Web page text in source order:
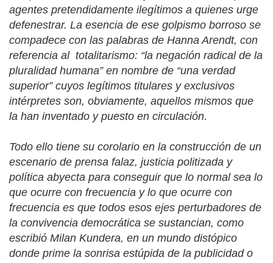
agentes pretendidamente ilegítimos a quienes urge
defenestrar. La esencia de ese golpismo borroso se
compadece con las palabras de Hanna Arendt, con
referencia al totalitarismo: “la negación radical de la
pluralidad humana” en nombre de “una verdad
superior” cuyos legítimos titulares y exclusivos
intérpretes son, obviamente, aquellos mismos que
la han inventado y puesto en circulación.
Todo ello tiene su corolario en la construcción de un
escenario de prensa falaz, justicia politizada y
política abyecta para conseguir que lo normal sea lo
que ocurre con frecuencia y lo que ocurre con
frecuencia es que todos esos ejes perturbadores de
la convivencia democrática se sustancian, como
escribió Milan Kundera, en un mundo distópico
donde prime la sonrisa estúpida de la publicidad o